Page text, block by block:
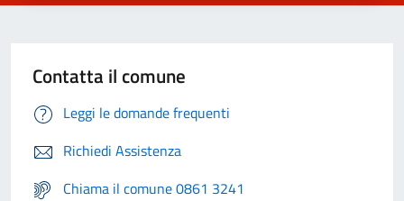
Contatta il comune
Leggi le domande frequenti
Richiedi Assistenza
Chiama il comune 0861 3241